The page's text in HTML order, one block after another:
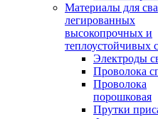
Материалы для
легированных
высокопрочных и
теплоустойчивых
Электроды
Проволока
Проволока
порошковая
Прутки